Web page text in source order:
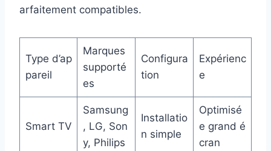
arfaitement compatibles.
Type d’ap
pareil
Marques
supporté
es
Configura
tion
Expérienc
e
Smart TV
Samsung
, LG, Son
y, Philips
Installatio
n simple
Optimisé
e grand é
cran